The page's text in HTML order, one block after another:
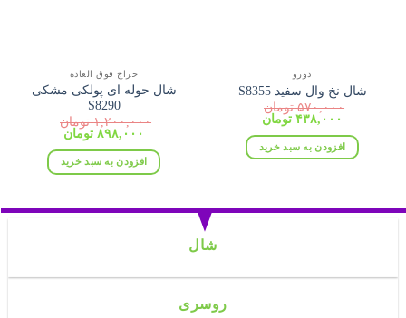
دورو
شال نخ وال سفید S8355
۵۷۰,۰۰۰ تومان
قیمت
۵۷۰,۰۰۰ تومان
بود.
۴۳۸,۰۰۰ تومان
۴۳۸,۰۰۰ تومان. افزودن به سبد خرید
حراج فوق العاده
شال حوله ای پولکی مشکی
S8290
۱,۲۰۰,۰۰۰ تومان
قیمت
۱,۲۰۰,۰۰۰ تومان
بود.
۸۹۸,۰۰۰ تومانقیمت
۸۹۸,۰۰۰ تومان. افزودن به سبد خرید
شال
روسری